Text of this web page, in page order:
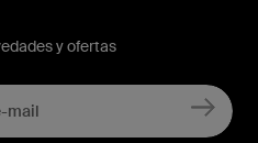
y ofertas